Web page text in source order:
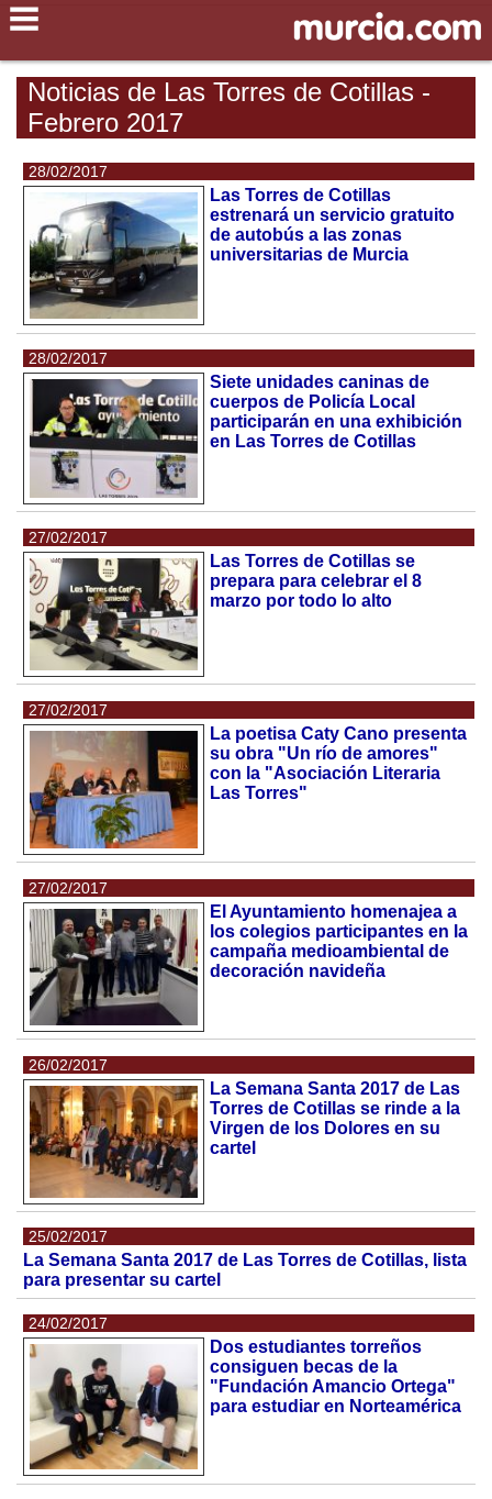
Noticias de Las Torres de Cotillas -
Febrero 2017
28/02/2017
Las Torres de Cotillas
estrenará un servicio gratuito
de autobús a las zonas
universitarias de Murcia
28/02/2017
Siete unidades caninas de
cuerpos de Policía Local
participarán en una exhibición
en Las Torres de Cotillas
27/02/2017
Las Torres de Cotillas se
prepara para celebrar el 8
marzo por todo lo alto
27/02/2017
La poetisa Caty Cano presenta
su obra "Un río de amores"
con la "Asociación Literaria
Las Torres"
27/02/2017
El Ayuntamiento homenajea a
los colegios participantes en la
campaña medioambiental de
decoración navideña
26/02/2017
La Semana Santa 2017 de Las
Torres de Cotillas se rinde a la
Virgen de los Dolores en su
cartel
25/02/2017
La Semana Santa 2017 de Las Torres de Cotillas, lista
para presentar su cartel
24/02/2017
Dos estudiantes torreños
consiguen becas de la
"Fundación Amancio Ortega"
para estudiar en Norteamérica